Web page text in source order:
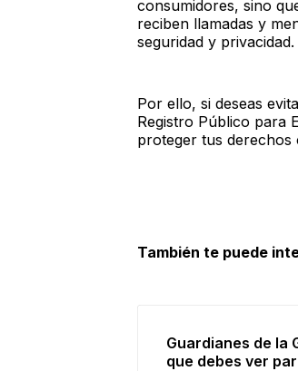
consumidores, sino
reciben llamadas y
seguridad y privacidad.
Por ello, si deseas
Registro Público para
proteger tus derechos
También te puede
Guardianes de la
que debes ver